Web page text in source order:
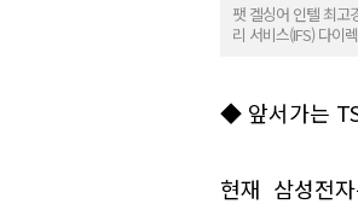
팻 겔싱어 인텔 최고
리 서비스(IFS) 다이
◆ 앞서가는
현재 삼성전